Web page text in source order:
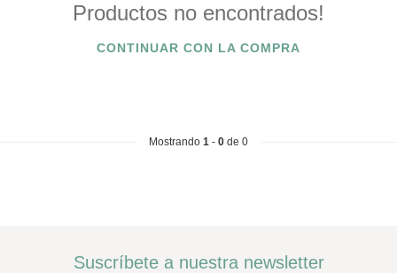
Productos no encontrados!
CONTINUAR CON LA COMPRA
Mostrando 1 - 0 de 0
Suscríbete a nuestra newsletter